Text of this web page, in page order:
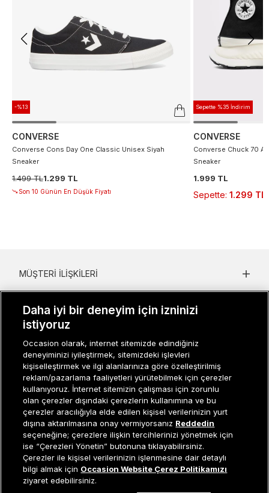
Tükendi
-%13
CONVERSE
Converse Cons Day One Classic Unisex Siyah
Sneaker
1.499 TL1.299 TL
Son 10 Günün En Düşük Fiyatı
Sepette %35 İndirim
CONVERSE
Converse Chuck 70
Sneaker
1.999 TL
Sepette: 1.299 TL
Müşteri İlişkileri0 850 800 01 20
MÜŞTERI İLIŞKILERI
KADIN KATEGORILER
GRUP MARKALAR
ERKEK KATEGORILER
Occasion bir EREN PERAKENDE markasıdır. © Eren Holding
Daha iyi bir deneyim için izninizi
istiyoruz
Occasion olarak, internet sitemizde edindiğiniz
deneyiminizi iyileştirmek, sitemizdeki işlevleri
kişiselleştirmek ve ilgi alanlarınıza göre özelleştirilmiş
reklam/pazarlama faaliyetleri yürütebilmek için çerezler
kullanıyoruz. İnternet sitemizin çalışması için zorunlu
olan çerezler dışındaki çerezlerin kullanımına ve bu
çerezler aracılığıyla elde edilen kişisel verilerinizin yurt
dışına aktarılmasına onay vermiyorsanız Reddedin
seçeneğine; çerezlere ilişkin tercihlerinizi yönetmek için
ise “Çerezleri Yönetin” butonuna tıklayabilirsiniz.
Çerezler ile kişisel verilerinizin işlenmesine dair detaylı
bilgi almak için Occasion Website Çerez Politikamızı
ziyaret edebilirsiniz.